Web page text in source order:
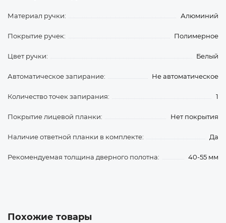
Материал ручки: Алюминий
Покрытие ручек: Полимерное
Цвет ручки: Белый
Автоматическое запирание: Не автоматическое
Количество точек запирания: 1
Покрытие лицевой планки: Нет покрытия
Наличие ответной планки в комплекте: Да
Рекомендуемая толщина дверного полотна: 40-55 мм
Похожие товары